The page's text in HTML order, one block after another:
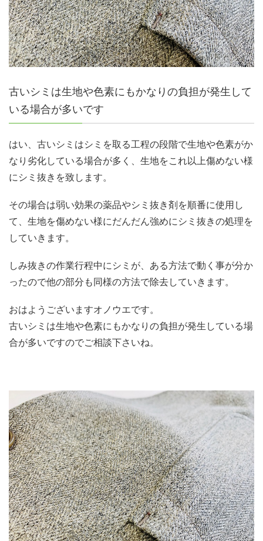
古いシミは生地や色素にもかなりの負担が発生して
いる場合が多いです
はい、古いシミはシミを取る工程の段階で生地や色素がか
なり劣化している場合が多く、生地をこれ以上傷めない様
にシミ抜きを致します。
その場合は弱い効果の薬品やシミ抜き剤を順番に使用し
て、生地を傷めない様にだんだん強めにシミ抜きの処理を
していきます。
しみ抜きの作業行程中にシミが、ある方法で動く事が分か
ったので他の部分も同様の方法で除去していきます。
おはようございますオノウエです。
古いシミは生地や色素にもかなりの負担が発生している場
合が多いですのでご相談下さいね。